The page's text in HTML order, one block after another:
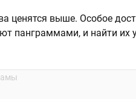
ценятся выше. Особое
панграммами, и найти их